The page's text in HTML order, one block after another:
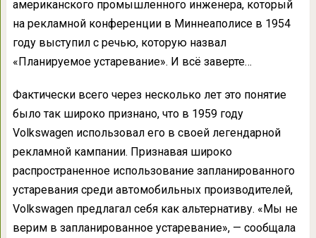
американского промышленного инженера, который
на рекламной конференции в Миннеаполисе в 1954
году выступил с речью, которую назвал
«Планируемое устаревание». И всё заверте…
Фактически всего через несколько лет это понятие
было так широко признано, что в 1959 году
Volkswagen использовал его в своей легендарной
рекламной кампании. Признавая широко
распространенное использование запланированного
устаревания среди автомобильных производителей,
Volkswagen предлагал себя как альтернативу. «Мы не
верим в запланированное устаревание», — сообщала